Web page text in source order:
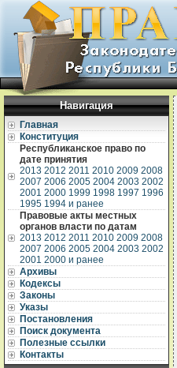
Навигация
Главная
Конституция
Республиканское право по
дате принятия
2013 2012 2011 2010 2009 2008
2007 2006 2005 2004 2003 2002
2001 2000 1999 1998 1997 1996
1995 1994 и ранее
Правовые акты местных
органов власти по датам
2013 2012 2011 2010 2009 2008
2007 2006 2005 2004 2003 2002
2001 2000 и ранее
Архивы
Кодексы
Законы
Указы
Постановления
Поиск документа
Полезные ссылки
Контакты